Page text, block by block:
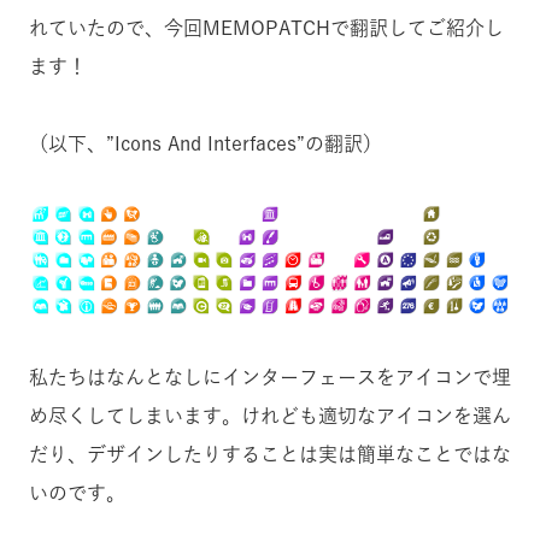
れていたので、今回MEMOPATCHで翻訳してご紹介し
ます！
（以下、”Icons And Interfaces”の翻訳）
私たちはなんとなしにインターフェースをアイコンで埋
め尽くしてしまいます。けれども適切なアイコンを選ん
だり、デザインしたりすることは実は簡単なことではな
いのです。